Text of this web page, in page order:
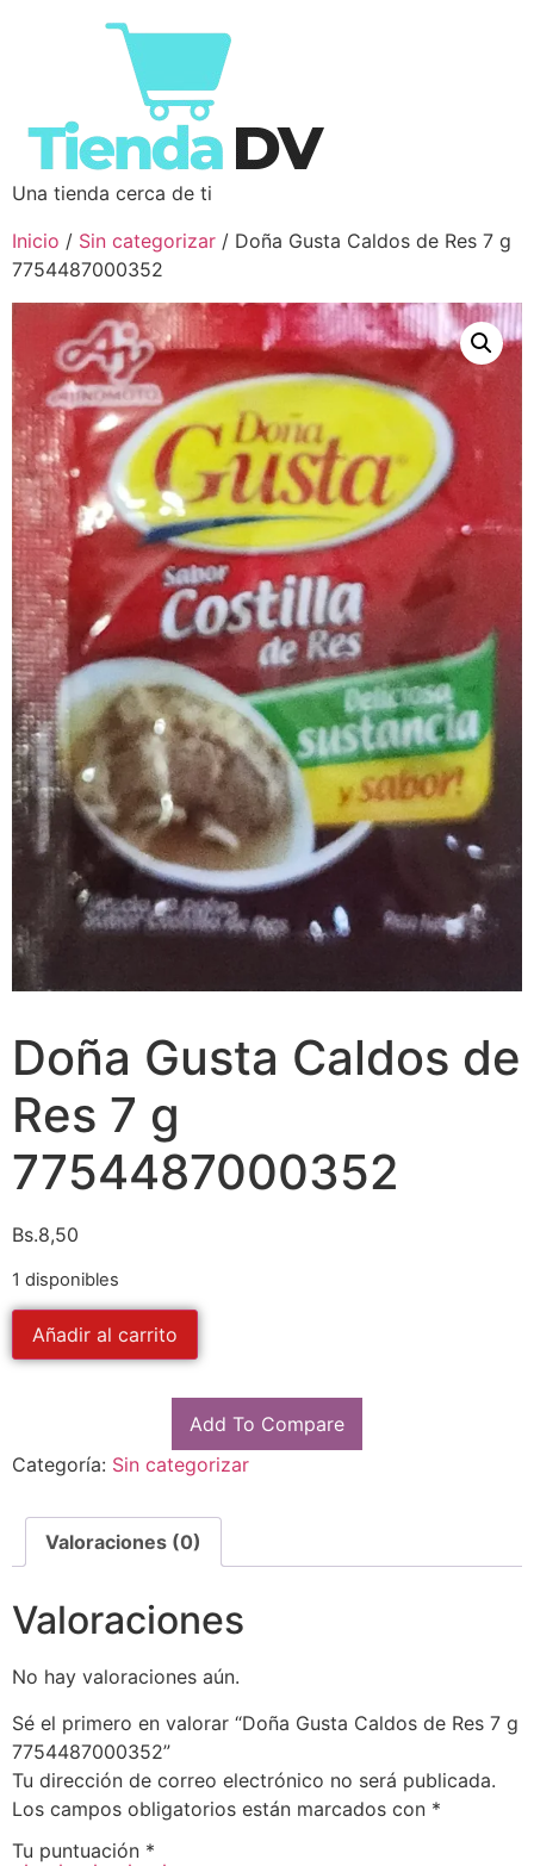
Una tienda cerca de ti
Inicio / Sin categorizar / Doña Gusta Caldos de Res 7 g
7754487000352
Doña Gusta Caldos de
Res 7 g
7754487000352
Bs.8,50
1 disponibles
Añadir al carrito
Add To Compare
Categoría: Sin categorizar
Valoraciones (0)
Valoraciones
No hay valoraciones aún.
Sé el primero en valorar “Doña Gusta Caldos de Res 7 g
7754487000352”
Tu dirección de correo electrónico no será publicada.
Los campos obligatorios están marcados con *
Tu puntuación *